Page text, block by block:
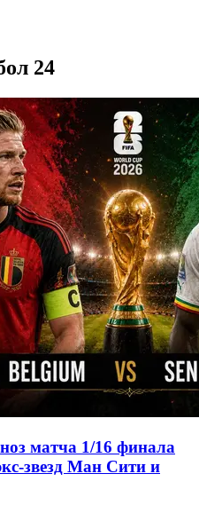
24
матча 1/16 финала
звезд Ман Сити и